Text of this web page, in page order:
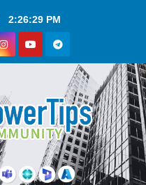
2:26:30 PM